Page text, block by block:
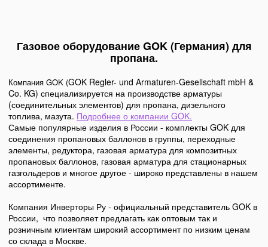
Газовое оборудование GOK (Германия) для
пропана.
Компания GOK (GOK Regler- und Armaturen-Gesellschaft mbH &
Co. KG) специализируется на производстве арматуры
(соединительных элементов) для пропана, дизельного
топлива, мазута. Подробнее о компании GOK.
Самые популярные изделия в России - комплекты GOK для
соединения пропановых баллонов в группы, переходные
элементы, редуктора, газовая арматура для композитных
пропановых баллонов, газовая арматура для стационарных
газгольдеров и многое другое - широко представлены в нашем
ассортименте.
Компания Инверторы Ру - официальный представитель GOK в
России, что позволяет предлагать как оптовым так и
розничным клиентам широкий ассортимент по низким ценам
со склада в Москве.